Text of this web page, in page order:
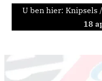
U ben hier: Knipsels /
18